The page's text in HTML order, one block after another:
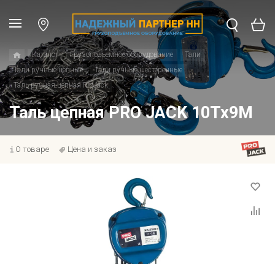
Каталог Грузоподъемное оборудование
Тали
Тали ручные цепные
Тали ручные шестеренные
Таль ручная цепная ProJack
Таль цепная PRO JACK 10Тх9М
О товаре Цена и заказ